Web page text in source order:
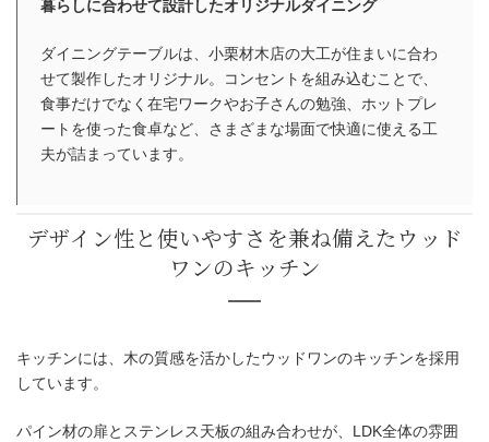
暮らしに合わせて設計したオリジナルダイニング
ダイニングテーブルは、小栗材木店の大工が住まいに合わ
せて製作したオリジナル。コンセントを組み込むことで、
食事だけでなく在宅ワークやお子さんの勉強、ホットプレ
ートを使った食卓など、さまざまな場面で快適に使える工
夫が詰まっています。
キッチンには、木の質感を活かしたウッドワンのキッチンを採用
しています。
パイン材の扉とステンレス天板の組み合わせが、LDK全体の雰囲